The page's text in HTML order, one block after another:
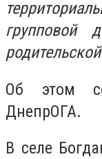
групповой
Об этом
ДнепрОГА.
В селе